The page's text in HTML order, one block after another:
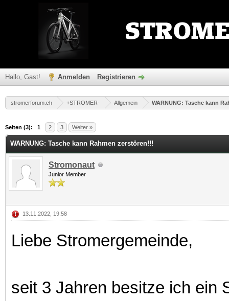
Hallo, Gast! Anmelden Registrieren
stromerforum.ch +STROMER- Allgemein WARNUNG: Tasche kann
Seiten (3): 1 2 3 Weiter »
Durchschnitt
WARNUNG: Tasche kann Rahmen zerstören!!!
Stromonaut
Junior Member
13.11.2022, 19:58
Liebe Stromergemeinde,
seit 3 Jahren besitze ich ein